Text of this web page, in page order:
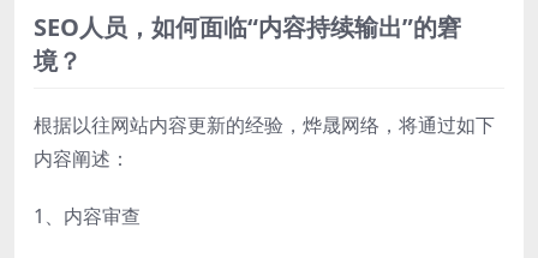
SEO人员，如何面临“内容持续输出”的窘
境？
根据以往网站内容更新的经验，烨晟网络，将通过如下
内容阐述：
1、内容审查